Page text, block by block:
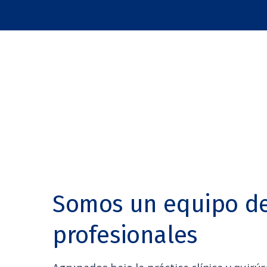
Somos un equipo
profesionales